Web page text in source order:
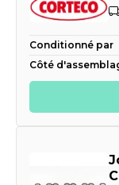
Conditionné par
Côté